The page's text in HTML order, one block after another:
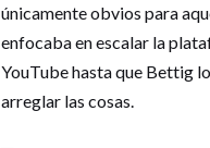
únicamente obvios para
enfocaba en escalar la
YouTube hasta que Bettig
arreglar las cosas.